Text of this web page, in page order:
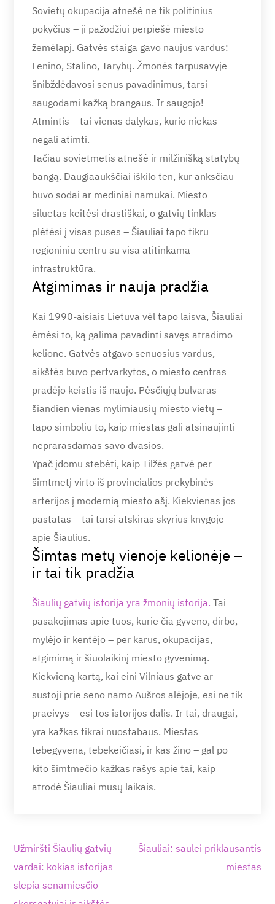
Sovietų okupacija atnešė ne tik politinius
pokyčius – ji pažodžiui perpiešė miesto
žemėlapį. Gatvės staiga gavo naujus vardus:
Lenino, Stalino, Tarybų. Žmonės tarpusavyje
šnibždėdavosi senus pavadinimus, tarsi
saugodami kažką brangaus. Ir saugojo!
Atmintis – tai vienas dalykas, kurio niekas
negali atimti.
Tačiau sovietmetis atnešė ir milžinišką statybų
bangą. Daugiaaukščiai iškilo ten, kur anksčiau
buvo sodai ar mediniai namukai. Miesto
siluetas keitėsi drastiškai, o gatvių tinklas
plėtėsi į visas puses – Šiauliai tapo tikru
regioniniu centru su visa atitinkama
infrastruktūra.
Atgimimas ir nauja pradžia
Kai 1990-aisiais Lietuva vėl tapo laisva, Šiauliai
ėmėsi to, ką galima pavadinti savęs atradimo
kelione. Gatvės atgavo senuosius vardus,
aikštės buvo pertvarkytos, o miesto centras
pradėjo keistis iš naujo. Pėsčiųjų bulvaras –
šiandien vienas mylimiausių miesto vietų –
tapo simboliu to, kaip miestas gali atsinaujinti
neprarasdamas savo dvasios.
Ypač įdomu stebėti, kaip Tilžės gatvė per
šimtmetį virto iš provincialios prekybinės
arterijos į modernią miesto ašį. Kiekvienas jos
pastatas – tai tarsi atskiras skyrius knygoje
apie Šiaulius.
Šimtas metų vienoje kelionėje –
ir tai tik pradžia
Šiaulių gatvių istorija yra žmonių istorija. Tai
pasakojimas apie tuos, kurie čia gyveno, dirbo,
mylėjo ir kentėjo – per karus, okupacijas,
atgimimą ir šiuolaikinį miesto gyvenimą.
Kiekvieną kartą, kai eini Vilniaus gatve ar
sustoji prie seno namo Aušros alėjoje, esi ne tik
praeivys – esi tos istorijos dalis. Ir tai, draugai,
yra kažkas tikrai nuostabaus. Miestas
tebegyvena, tebekeičiasi, ir kas žino – gal po
kito šimtmečio kažkas rašys apie tai, kaip
atrodė Šiauliai mūsų laikais.
Navigacija
tarp
įrašų
Užmiršti Šiaulių gatvių
vardai: kokias istorijas
slepia senamiesčio
Šiauliai: saulei priklausantis
miestas